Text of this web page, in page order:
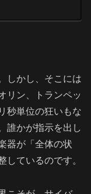
しかし、そこには
リン、トランペッ
秒単位の狂いもな
誰かが指示を出し
器が「全体の状
しているのです。